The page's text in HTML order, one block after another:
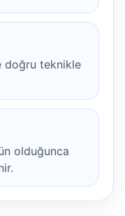
doğru teknikle
olduğunca